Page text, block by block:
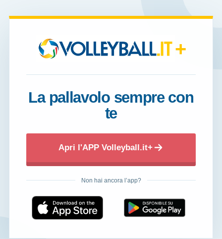
+
La pallavolo sempre con
te
Apri l'APP Volleyball.it+
Non hai ancora l’app?